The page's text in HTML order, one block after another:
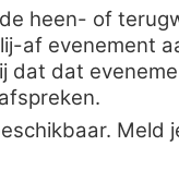
heen- of
af evenement
dat dat
Meld